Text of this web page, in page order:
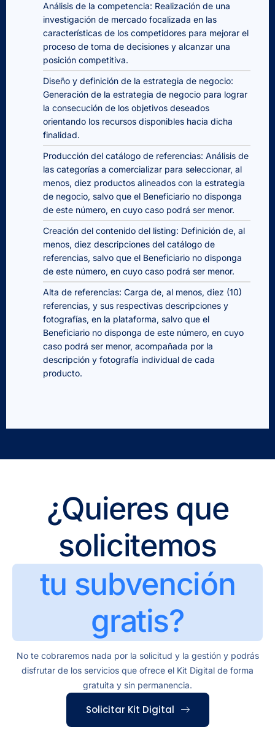
Análisis de la competencia: Realización de una
investigación de mercado focalizada en las
características de los competidores para mejorar el
proceso de toma de decisiones y alcanzar una
posición competitiva.
Diseño y definición de la estrategia de negocio:
Generación de la estrategia de negocio para lograr
la consecución de los objetivos deseados
orientando los recursos disponibles hacia dicha
finalidad.
Producción del catálogo de referencias: Análisis de
las categorías a comercializar para seleccionar, al
menos, diez productos alineados con la estrategia
de negocio, salvo que el Beneficiario no disponga
de este número, en cuyo caso podrá ser menor.
Creación del contenido del listing: Definición de, al
menos, diez descripciones del catálogo de
referencias, salvo que el Beneficiario no disponga
de este número, en cuyo caso podrá ser menor.
Alta de referencias: Carga de, al menos, diez (10)
referencias, y sus respectivas descripciones y
fotografías, en la plataforma, salvo que el
Beneficiario no disponga de este número, en cuyo
caso podrá ser menor, acompañada por la
descripción y fotografía individual de cada
producto.
¿Quieres que
solicitemos
tu subvención
gratis?
No te cobraremos nada por la solicitud y la gestión y podrás
disfrutar de los servicios que ofrece el Kit Digital de forma
gratuita y sin permanencia.
Solicitar Kit Digital